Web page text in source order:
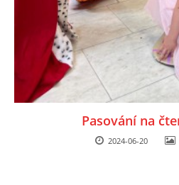
Pasování na
2024-06-20